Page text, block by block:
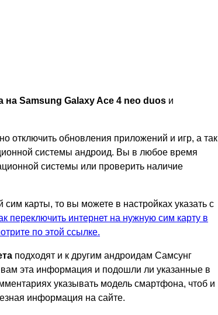
на Samsung Galaxy Ace 4 neo duos и
отключить обновления приложений и игр, а так
системы андроид. Вы в любое время
системы или проверить наличие
карты, то вы можете в настройках указать с
переключить интернет на нужную сим карту в
по этой ссылке.
подходят и к другим андроидам Самсунг
эта информация и подошли ли указанные в
указывать модель смартфона, чтоб и
информация на сайте.